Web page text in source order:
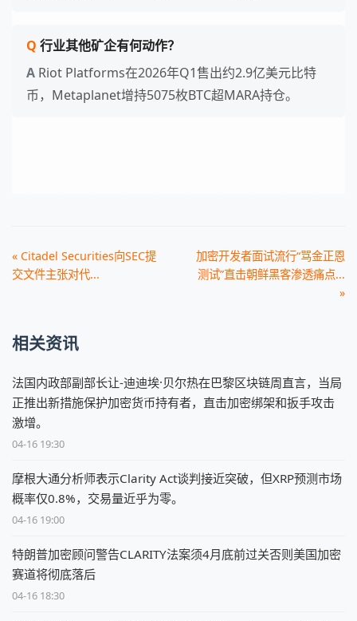
行业其他矿企有何动作？
Riot Platforms在2026年Q1售出约2.9亿美元比特
币，Metaplanet增持5075枚BTC超MARA持仓。
« Citadel Securities向SEC提
交文件主张对代...
加密开发者面试流行“骂金正恩
测试”直击朝鲜黑客渗透痛点...
»
相关资讯
法国内政部副部长让-迪迪埃·贝尔热在巴黎区块链周直言，当局
正推出新措施保护加密货币持有者，直击加密绑架和扳手攻击
激增。
04-16 19:30
摩根大通分析师表示Clarity Act谈判接近突破，但XRP预测市场
概率仅0.8%，交易量近乎为零。
04-16 19:00
特朗普加密顾问警告CLARITY法案须4月底前过关否则美国加密
赛道将彻底落后
04-16 18:30